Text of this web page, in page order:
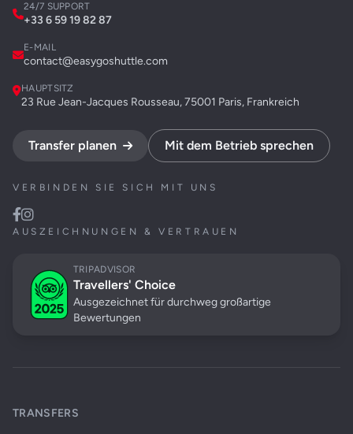
24/7 SUPPORT
+33 6 59 19 82 87
E-MAIL
contact@easygoshuttle.com
HAUPTSITZ
23 Rue Jean-Jacques Rousseau, 75001 Paris, Frankreich
Transfer planen Mit dem Betrieb sprechen
VERBINDEN SIE SICH MIT UNS
AUSZEICHNUNGEN & VERTRAUEN
TRIPADVISOR
Travellers' Choice
Ausgezeichnet für durchweg großartige
Bewertungen
TRANSFERS